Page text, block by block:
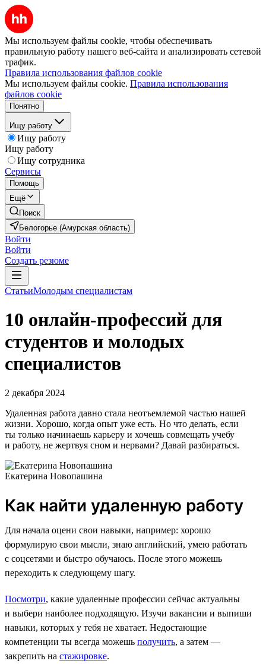
Мы используем файлы cookie, чтобы обеспечивать
правильную работу нашего веб-сайта и анализировать сетевой
трафик.
Правила использования файлов cookie
Мы используем файлы cookie. Правила использования
файлов cookie
Понятно
Ищу работу
Ищу работу
Ищу работу
Ищу сотрудника
Сервисы
Помощь
Ещё
Поиск
Белогорье (Амурская область)
Войти
Войти
Создать резюме
СтатьиМолодым специалистам
10 онлайн-профессий для
студентов и молодых
специалистов
2 декабря 2024
Удаленная работа давно стала неотъемлемой частью нашей
жизни. Хорошо, когда опыт уже есть. Но что делать, если
ты только начинаешь карьеру и хочешь совмещать учебу
и работу, не жертвуя сном и нервами? Давай разбираться.
Екатерина Новопашина
Как найти удаленную работу
Для начала оцени свои навыки, например: хорошо
формулирую свои мысли, знаю английский, умею работать
с соцсетями и быстро обучаюсь. После этого можешь
переходить к следующему шагу.
Посмотри, какие удаленные профессии сейчас актуальны
и выбери наиболее подходящую. Изучи вакансии и выпиши
навыки, которых у тебя не хватает. Недостающие
компетенции ты всегда можешь получить, а затем —
закрепить на стажировке.